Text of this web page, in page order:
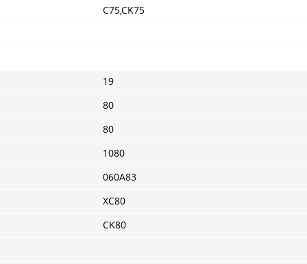
C75,CK75
19
80
80
1080
060A83
XC80
CK80